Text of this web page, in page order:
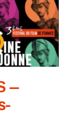
–